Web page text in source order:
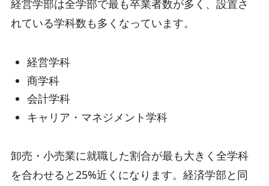
経営学部は全学部で最も卒業者数が多く、設置さ
れている学科数も多くなっています。
経営学科
商学科
会計学科
キャリア・マネジメント学科
卸売・小売業に就職した割合が最も大きく全学科
を合わせると25%近くになります。経済学部と同